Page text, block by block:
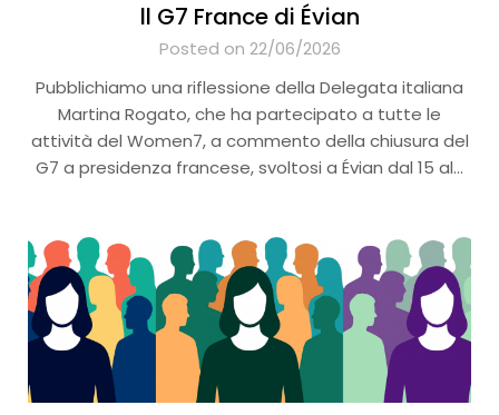
ll G7 France di Évian
Posted on 22/06/2026
Pubblichiamo una riflessione della Delegata italiana
Martina Rogato, che ha partecipato a tutte le
attività del Women7, a commento della chiusura del
G7 a presidenza francese, svoltosi a Évian dal 15 al…